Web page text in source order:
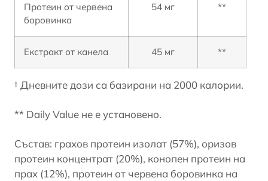
Протеин от червена
боровинка
54 мг **
Екстракт от канела 45 мг **
† Дневните дози са базирани на 2000 калории.
** Daily Value не е установено.
Състав: грахов протеин изолат (57%), оризов
протеин концентрат (20%), конопен протеин на
прах (12%), протеин от червена боровинка на